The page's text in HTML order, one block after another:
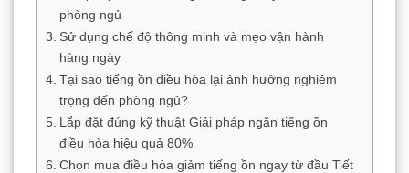
phòng ngủ
Sử dụng chế độ thông minh và mẹo vận hành
hàng ngày
Tại sao tiếng ồn điều hòa lại ảnh hưởng nghiêm
trọng đến phòng ngủ?
Lắp đặt đúng kỹ thuật Giải pháp ngăn tiếng ồn
điều hòa hiệu quả 80%
Chọn mua điều hòa giảm tiếng ồn ngay từ đầu Tiết